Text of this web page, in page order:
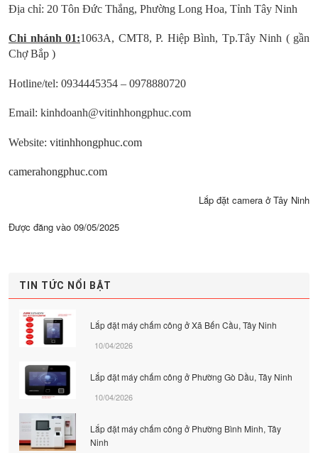
Địa chỉ: 20 Tôn Đức Thắng, Phường Long Hoa, Tỉnh Tây Ninh
Chi nhánh 01:1063A, CMT8, P. Hiệp Bình, Tp.Tây Ninh ( gần
Chợ Bắp )
Hotline/tel: 0934445354 – 0978880720
Email: kinhdoanh@vitinhhongphuc.com
Website: vitinhhongphuc.com
camerahongphuc.com
Lắp đặt camera ở Tây Ninh
Được đăng vào 09/05/2025
TIN TỨC NỔI BẬT
Lắp đặt máy chấm công ở Xã Bến Cầu, Tây Ninh
10/04/2026
Lắp đặt máy chấm công ở Phường Gò Dầu, Tây Ninh
10/04/2026
Lắp đặt máy chấm công ở Phường Bình Minh, Tây
Ninh